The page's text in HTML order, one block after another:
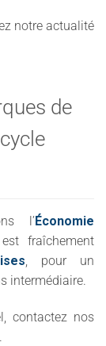
notre actualité
de
l’Économie
fraîchement
, pour un
intermédiaire.
contactez nos
.